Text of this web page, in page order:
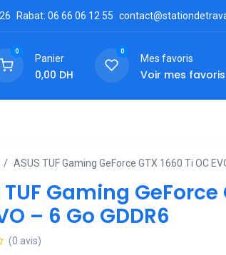
Rabat: 06 66 06 12 55
0
Panier
0,00 DH
0
Mes favoris
Voir mes favoris
ASUS TUF Gaming GeForce GTX 1660 Ti OC
TUF Gaming GeForce
– 6 Go GDDR6
(0 avis)